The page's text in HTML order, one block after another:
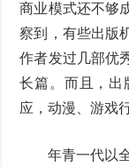
商业模式还不够
察到，有些出版
作者发过几部优
长篇。而且，出
应，动漫、游戏
年青一代以